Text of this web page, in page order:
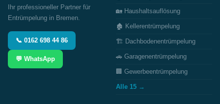
Ihr professioneller Partner für
Entrümpelung in Bremen.
📞 0162 698 44 86
💬 WhatsApp
🏡 Haushaltsauflösung
🏚️ Kellerentrümpelung
🏗️ Dachbodenentrümpelung
🚗 Garagenentrümpelung
🏢 Gewerbeentrümpelung
Alle 15 →